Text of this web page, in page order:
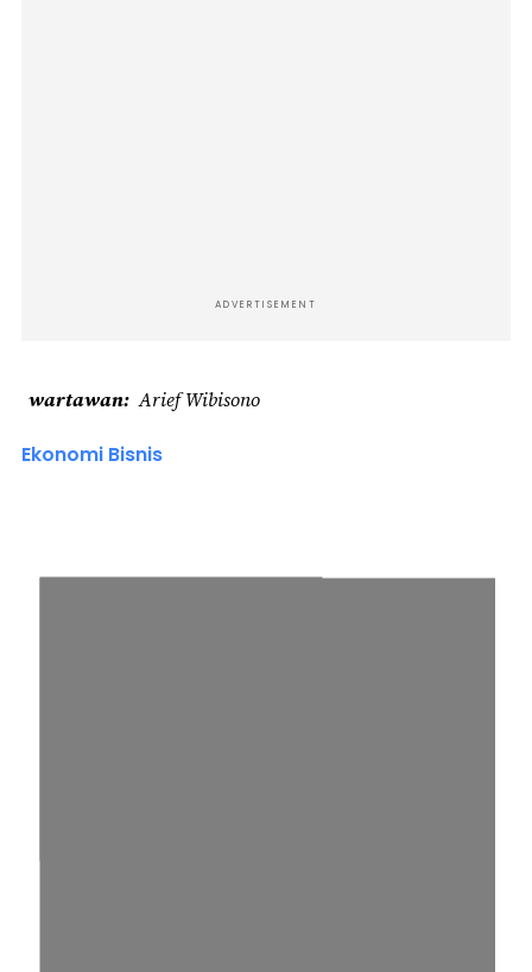
ADVERTISEMENT
wartawan Arief Wibisono
Ekonomi Bisnis